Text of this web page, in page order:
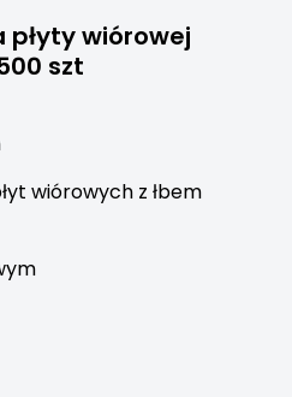
wiórowej
szt
wiórowych z łbem